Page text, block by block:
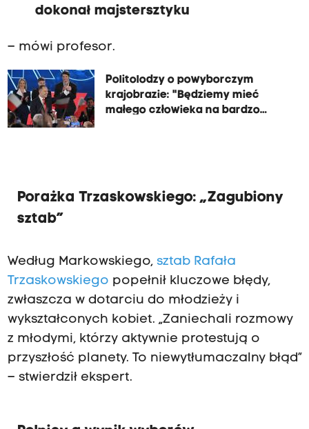
dokonał majstersztyku
– mówi profesor.
Politolodzy o powyborczym
krajobrazie: "Będziemy mieć
małego człowieka na bardzo
Porażka Trzaskowskiego: „Zagubiony
sztab”
Według Markowskiego, sztab Rafała
Trzaskowskiego popełnił kluczowe błędy,
zwłaszcza w dotarciu do młodzieży i
wykształconych kobiet. „Zaniechali rozmowy
z młodymi, którzy aktywnie protestują o
przyszłość planety. To niewytłumaczalny błąd”
– stwierdził ekspert.